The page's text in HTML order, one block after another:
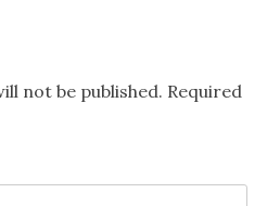
not be published. Required